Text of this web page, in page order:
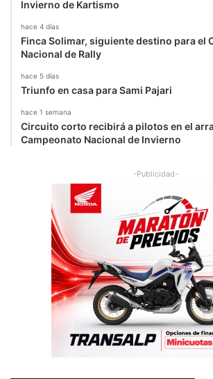
Invierno de Kartismo
hace 4 días
Finca Solimar, siguiente destino para el
Nacional de Rally
hace 5 días
Triunfo en casa para Sami Pajari
hace 1 semana
Circuito corto recibirá a pilotos en el
Campeonato Nacional de Invierno
-Publicidad-